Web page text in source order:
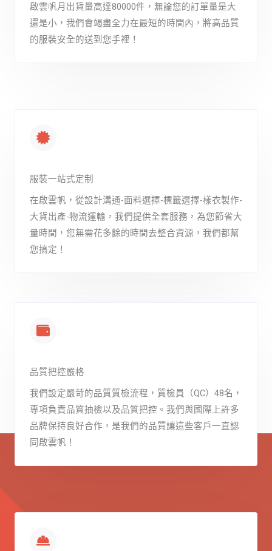
啟雲帆月出貨量高達80000件，無論您的訂單量是大
還是小，我們會竭盡全力在最短的時間內，將高品質
的服裝安全的送到您手裡！
服裝一站式定制
在啟雲帆，從設計溝通-面料選擇-標籤選擇-樣衣製作-
大貨出產-物流運輸，我們提供全套服務，為您節省大
量時間，您無需花多餘的時間去整合資源，我們都幫
您搞定！
品質把控嚴格
我們設定嚴苛的品質質檢流程，質檢員（QC）48名，
專項負責品質抽檢以及品質把控。我們與國際上許多
品牌保持良好合作，是我們的品質讓這些客戶一直認
同啟雲帆！